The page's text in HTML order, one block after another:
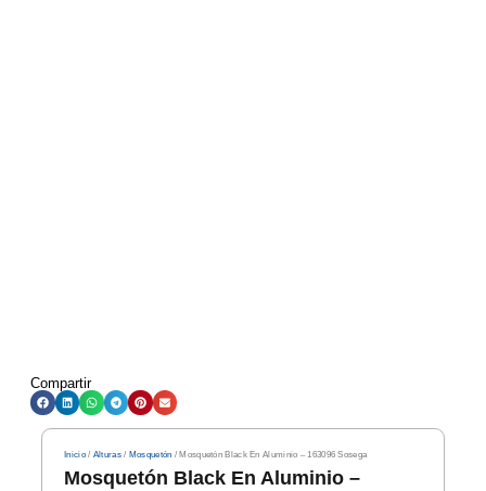
Compartir
Inicio/ Alturas/ Mosquetón / Mosquetón Black En Aluminio – 163096 Sosega
Mosquetón Black En Aluminio –